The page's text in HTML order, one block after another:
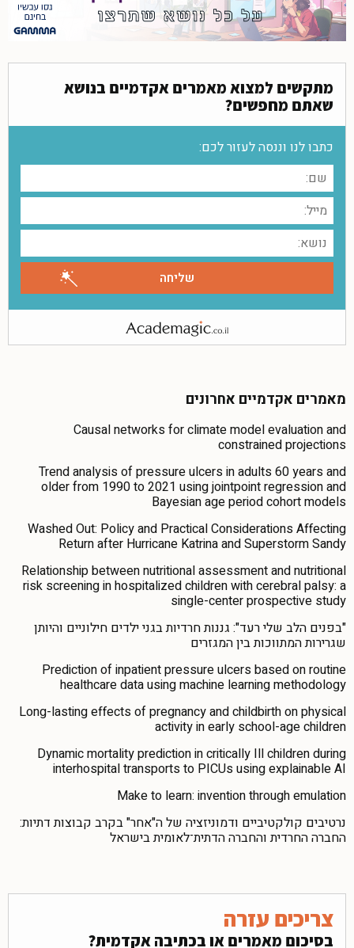
מתקשים למצוא מאמרים אקדמיים בנושא
שאתם מחפשים?
כתבו לנו וננסה לעזור לכם:
מאמרים אקדמיים אחרונים
Causal networks for climate model evaluation and
constrained projections
Trend analysis of pressure ulcers in adults 60 years and
older from 1990 to 2021 using jointpoint regression and
Bayesian age period cohort models
Washed Out: Policy and Practical Considerations Affecting
Return after Hurricane Katrina and Superstorm Sandy
Relationship between nutritional assessment and nutritional
risk screening in hospitalized children with cerebral palsy: a
single-center prospective study
"בפנים הלב שלי רעד": גננות חרדיות בגני ילדים חילוניים והיותן
שגרירות המתווכות בין המגזרים
Prediction of inpatient pressure ulcers based on routine
healthcare data using machine learning methodology
Long-lasting effects of pregnancy and childbirth on physical
activity in early school-age children
Dynamic mortality prediction in critically Ill children during
interhospital transports to PICUs using explainable AI
Make to learn: invention through emulation
נרטיבים קולקטיביים ודמוניזציה של ה"אחר" בקרב קבוצות דתיות:
החברה החרדית והחברה הדתית־לאומית בישראל
צריכים עזרה
בסיכום מאמרים או בכתיבה אקדמית?